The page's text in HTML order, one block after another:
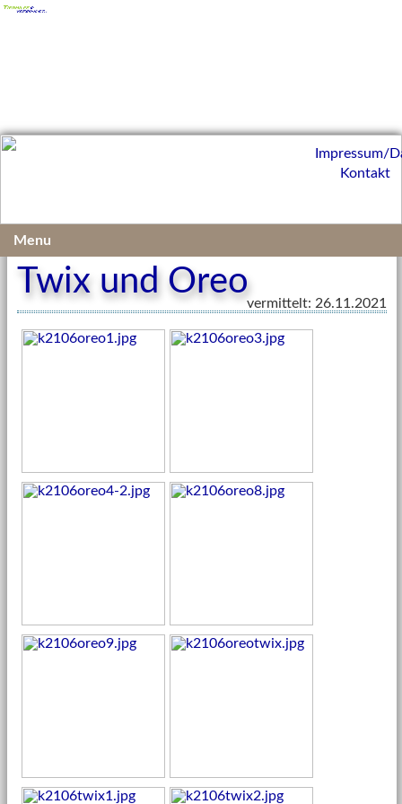
Vermittelte Kleintiere 2021
Twix und Oreo
vermittelt: 26.11.2021
Impressum/
Kontakt
Menu